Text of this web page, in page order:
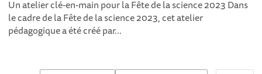
Un atelier clé-en-main pour la Fête de la science 2023 Dans
le cadre de la Fête de la science 2023 , cet atelier
pédagogique a été créé par...